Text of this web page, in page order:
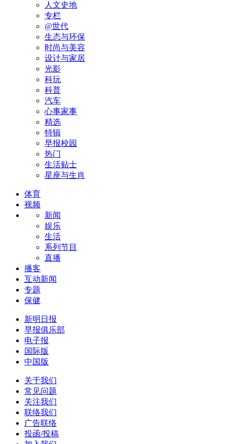
人文史地
专栏
@世代
生态与环保
时尚与美容
设计与家居
光影
科玩
科普
汽车
心事家事
精选
特辑
早报校园
热门
生活贴士
星座与生肖
体育
视频
新闻
娱乐
生活
系列节目
直播
播客
互动新闻
专题
保健
新明日报
早报俱乐部
电子报
国际版
中国版
关于我们
常见问题
关注我们
联络我们
广告联络
投函/投稿